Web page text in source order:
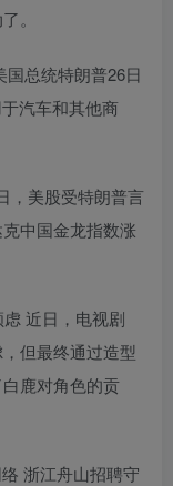
。
总统特朗普26日
汽车和其他商
，美股受特朗普言
中国金龙指数涨
近日，电视剧
但最终通过造型
鹿对角色的贡
浙江舟山招聘守